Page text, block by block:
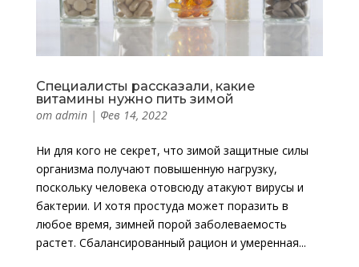
Специалисты рассказали, какие
витамины нужно пить зимой
от admin| Фев 14, 2022
Ни для кого не секрет, что зимой защитные силы
организма получают повышенную нагрузку,
поскольку человека отовсюду атакуют вирусы и
бактерии. И хотя простуда может поразить в
любое время, зимней порой заболеваемость
растет. Сбалансированный рацион и умеренная...